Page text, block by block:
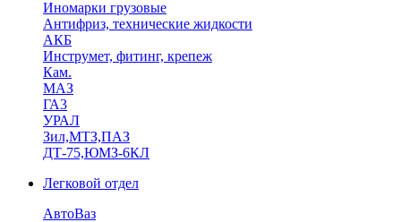
Иномарки грузовые
Антифриз, технические жидкости
АКБ
Инструмет, фитинг, крепеж
Кам.
МАЗ
ГА3
УРАЛ
Зил,МТЗ,ПАЗ
ДТ-75,ЮМЗ-6КЛ
Легковой отдел
АвтоВаз